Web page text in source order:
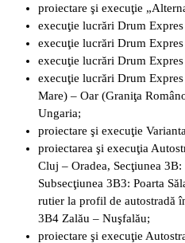
proiectare şi execuţie
execuţie lucrări Drum
execuţie lucrări Drum
execuţie lucrări Drum
execuţie lucrări Drum
Mare) – Oar (Graniţa
Ungaria;
proiectare şi execuţie
proiectarea şi execuţia
Cluj – Oradea, Secţiunea
Subsecţiunea 3B3: Poarta
rutier la profil de autostradă
3B4 Zalău – Nuşfalău;
proiectare şi execuţie